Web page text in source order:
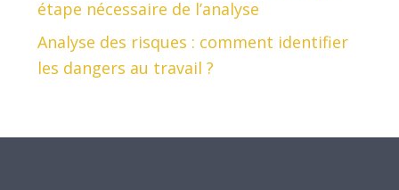
étape nécessaire de l’analyse
Analyse des risques : comment identifier
les dangers au travail ?